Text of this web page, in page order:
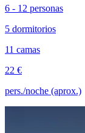
6 - 12 personas
5 dormitorios
11 camas
22 €
pers./noche (aprox.)